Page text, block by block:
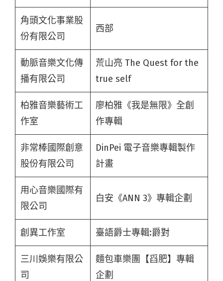
角頭文化事業股
份有限公司
西部
動脈音樂文化傳
播有限公司
荒山亮 The Quest for the
true self
柏雅音樂藝術工
作室
廖柏雅《我是無限》全創
作專輯
非常棒國際創意
股份有限公司
DinPei 電子音樂專輯製作
計畫
用心音樂國際有
限公司
白安《ANN 3》專輯企劃
創異工作室 臺語爵士專輯:爵對
三川娛樂有限公
司
麵包車樂團【舀肥】專輯
企劃